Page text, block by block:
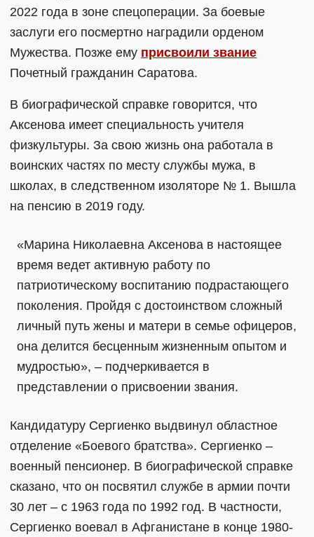
2022 года в зоне спецоперации. За боевые
заслуги его посмертно наградили орденом
Мужества. Позже ему присвоили звание
Почетный гражданин Саратова.
В биографической справке говорится, что
Аксенова имеет специальность учителя
физкультуры. За свою жизнь она работала в
воинских частях по месту службы мужа, в
школах, в следственном изоляторе № 1. Вышла
на пенсию в 2019 году.
«Марина Николаевна Аксенова в настоящее
время ведет активную работу по
патриотическому воспитанию подрастающего
поколения. Пройдя с достоинством сложный
личный путь жены и матери в семье офицеров,
она делится бесценным жизненным опытом и
мудростью», – подчеркивается в
представлении о присвоении звания.
Кандидатуру Сергиенко выдвинул областное
отделение «Боевого братства». Сергиенко –
военный пенсионер. В биографической справке
сказано, что он посвятил службе в армии почти
30 лет – с 1963 года по 1992 год. В частности,
Сергиенко воевал в Афганистане в конце 1980-